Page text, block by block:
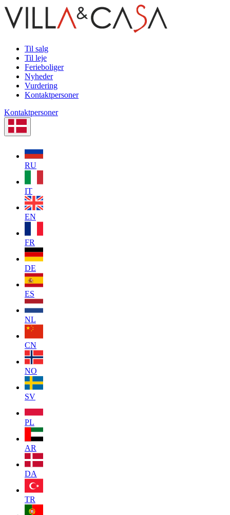
Til salg
Til leje
Ferieboliger
Nyheder
Vurdering
Kontaktpersoner
Kontaktpersoner
RU
IT
EN
FR
DE
ES
NL
CN
NO
SV
PL
AR
DA
TR